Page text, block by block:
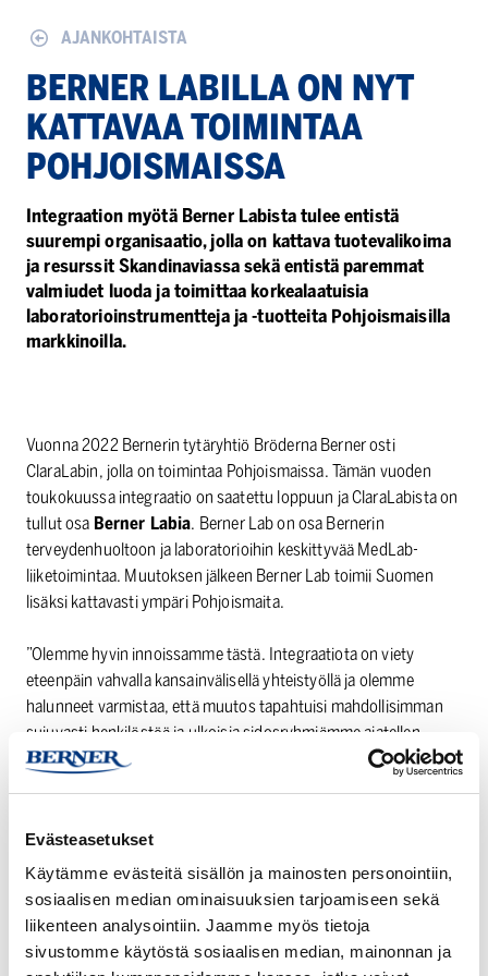
Evästeasetukset
Käytämme evästeitä sisällön ja mainosten personointiin,
sosiaalisen median ominaisuuksien tarjoamiseen sekä
liikenteen analysointiin. Jaamme myös tietoja
sivustomme käytöstä sosiaalisen median, mainonnan ja
AJANKOHTAISTA
BERNER LABILLA ON NYT
KATTAVAA TOIMINTAA
POHJOISMAISSA
Integraation myötä Berner Labista tulee entistä
suurempi organisaatio, jolla on kattava tuotevalikoima
ja resurssit Skandinaviassa sekä entistä paremmat
valmiudet luoda ja toimittaa korkealaatuisia
laboratorioinstrumentteja ja -tuotteita Pohjoismaisilla
markkinoilla.
Vuonna 2022 Bernerin tytäryhtiö Bröderna Berner osti
ClaraLabin, jolla on toimintaa Pohjoismaissa. Tämän vuoden
toukokuussa integraatio on saatettu loppuun ja ClaraLabista on
tullut osa Berner Labia. Berner Lab on osa Bernerin
terveydenhuoltoon ja laboratorioihin keskittyvää MedLab-
liiketoimintaa. Muutoksen jälkeen Berner Lab toimii Suomen
lisäksi kattavasti ympäri Pohjoismaita.
”Olemme hyvin innoissamme tästä. Integraatiota on viety
eteenpäin vahvalla kansainvälisellä yhteistyöllä ja olemme
halunneet varmistaa, että muutos tapahtuisi mahdollisimman
sujuvasti henkilöstöä ja ulkoisia sidosryhmiämme ajatellen.
Pohjoismainen integraatio on keskeinen osa MedLabin
myyntijohtajaSuvi Kemmo
Integraation myötä Berner Labista tulee entistä suurempi
organisaatio, jolla on kattava tuotevalikoima ja resurssit
Skandinaviassa sekä entistä paremmat valmiudet luoda ja
toimittaa korkealaatuisia laboratorioinstrumentteja ja -tuotteita